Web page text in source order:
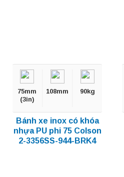
75mm
(3in)
108mm 90kg
Bánh xe inox có khóa
nhựa PU phi 75 Colson
2-3356SS-944-BRK4